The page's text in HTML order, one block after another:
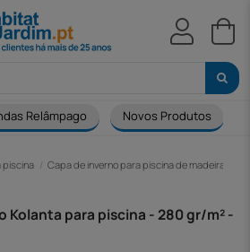
Relâmpago Novos Produtos
piscina Capa de inverno para piscina de madeira
Kolanta para piscina - 280 gr/m² -